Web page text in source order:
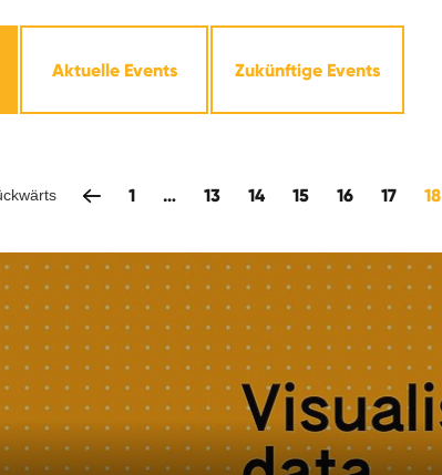
Aktuelle Events Zukünftige Events
1 … 13 14 15 16 17 18